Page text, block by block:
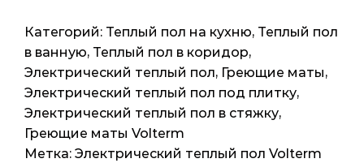
Volterm
Hot
Mat
(Украина)
1м2
2мп
180ват
Категорий: Теплый пол на кухню, Теплый пол
в ванную, Теплый пол в коридор,
Электрический теплый пол, Греющие маты,
Электрический теплый пол под плитку,
Электрический теплый пол в стяжку,
Греющие маты Volterm
Метка: Электрический теплый пол Volterm